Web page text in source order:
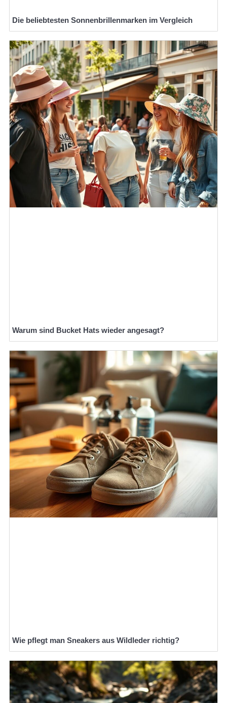
Die beliebtesten Sonnenbrillenmarken im Vergleich
Warum sind Bucket Hats wieder angesagt?
Wie pflegt man Sneakers aus Wildleder richtig?